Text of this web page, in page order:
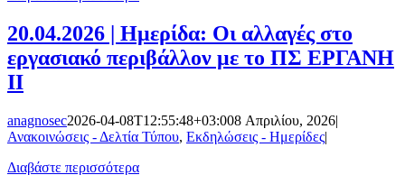
20.04.2026 | Ημερίδα: Οι αλλαγές στο
εργασιακό περιβάλλον με το ΠΣ ΕΡΓΑΝΗ
ΙΙ
anagnosec2026-04-08T12:55:48+03:008 Απριλίου, 2026|
Ανακοινώσεις - Δελτία Τύπου, Εκδηλώσεις - Ημερίδες|
Διαβάστε περισσότερα